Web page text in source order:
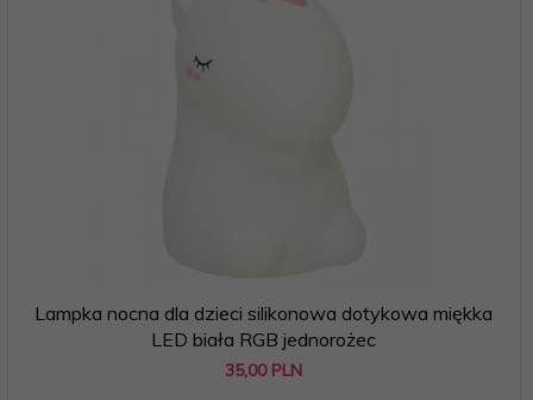
Lampka nocna dla dzieci silikonowa dotykowa miękka
LED biała RGB jednorożec
35,00 PLN